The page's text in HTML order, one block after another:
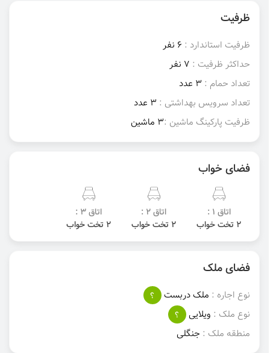
ظرفیت
ظرفیت استاندارد : 6 نفر
حداکثر ظرفیت : 7 نفر
تعداد حمام : 3 عدد
تعداد سرویس بهداشتی : 3 عدد
ظرفیت پارکینگ ماشین :3 ماشین
فضای خواب
اتاق 1 :
2 تخت خواب
اتاق 2 :
2 تخت خواب
اتاق 3 :
2 تخت خواب
فضای ملک
نوع اجاره : ملک دربست
؟
نوع ملک : ویلایی
؟
منطقه ملک : جنگلی